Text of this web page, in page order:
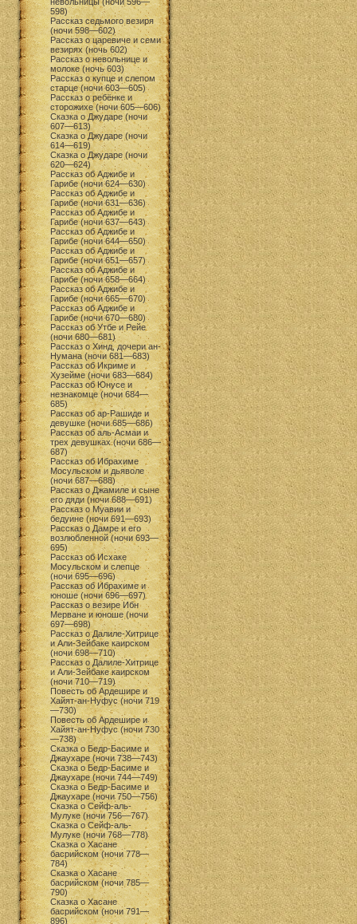
598)
Рассказ седьмого везиря
(ночи 598—602)
Рассказ о царевиче и семи
везирях (ночь 602)
Рассказ о невольнице и
молоке (ночь 603)
Рассказ о купце и слепом
старце (ночи 603—605)
Рассказ о ребёнке и
сторожихе (ночи 605—606)
Сказка о Джударе (ночи
607—613)
Сказка о Джударе (ночи
614—619)
Сказка о Джударе (ночи
620—624)
Рассказ об Аджибе и
Гарибе (ночи 624—630)
Рассказ об Аджибе и
Гарибе (ночи 631—636)
Рассказ об Аджибе и
Гарибе (ночи 637—643)
Рассказ об Аджибе и
Гарибе (ночи 644—650)
Рассказ об Аджибе и
Гарибе (ночи 651—657)
Рассказ об Аджибе и
Гарибе (ночи 658—664)
Рассказ об Аджибе и
Гарибе (ночи 665—670)
Рассказ об Аджибе и
Гарибе (ночи 670—680)
Рассказ об Утбе и Рейе
(ночи 680—681)
Рассказ о Хинд, дочери ан-
Нумана (ночи 681—683)
Рассказ об Икриме и
Хузейме (ночи 683—684)
Рассказ об Юнусе и
незнакомце (ночи 684—
685)
Рассказ об ар-Рашиде и
девушке (ночи 685—686)
Рассказ об аль-Асмаи и
трех девушках (ночи 686—
687)
Рассказ об Ибрахиме
Мосульском и дьяволе
(ночи 687—688)
Рассказ о Джамиле и сыне
его дяди (ночи 688—691)
Рассказ о Муавии и
бедуине (ночи 691—693)
Рассказ о Дамре и его
возлюбленной (ночи 693—
695)
Рассказ об Исхаке
Мосульском и слепце
(ночи 695—696)
Рассказ об Ибрахиме и
юноше (ночи 696—697)
Рассказ о везире Ибн
Мерване и юноше (ночи
697—698)
Рассказ о Далиле-Хитрице
и Али-Зейбаке каирском
(ночи 698—710)
Рассказ о Далиле-Хитрице
и Али-Зейбаке каирском
(ночи 710—719)
Повесть об Ардешире и
Хайят-ан-Нуфус (ночи 719
—730)
Повесть об Ардешире и
Хайят-ан-Нуфус (ночи 730
—738)
Сказка о Бедр-Басиме и
Джаухаре (ночи 738—743)
Сказка о Бедр-Басиме и
Джаухаре (ночи 744—749)
Сказка о Бедр-Басиме и
Джаухаре (ночи 750—756)
Сказка о Сейф-аль-
Мулуке (ночи 756—767)
Сказка о Сейф-аль-
Мулуке (ночи 768—778)
Сказка о Хасане
басрийском (ночи 778—
784)
Сказка о Хасане
басрийском (ночи 785—
790)
Сказка о Хасане
басрийском (ночи 791—
896)